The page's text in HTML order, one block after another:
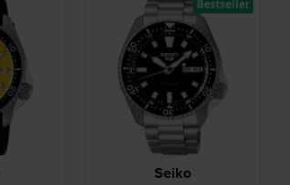
Seiko
Bestseller